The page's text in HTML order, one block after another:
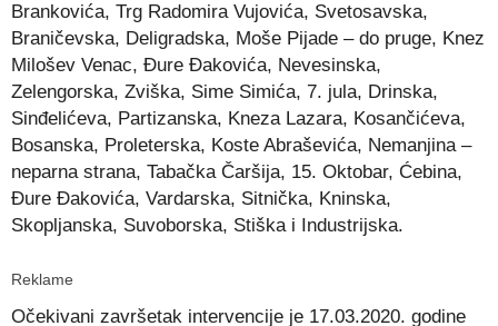
Brankovića, Trg Radomira Vujovića, Svetosavska,
Braničevska, Deligradska, Moše Pijade – do pruge, Knez
Milošev Venac, Đure Đakovića, Nevesinska,
Zelengorska, Zviška, Sime Simića, 7. jula, Drinska,
Sinđelićeva, Partizanska, Kneza Lazara, Kosančićeva,
Bosanska, Proleterska, Koste Abraševića, Nemanjina –
neparna strana, Tabačka Čaršija, 15. Oktobar, Ćebina,
Đure Đakovića, Vardarska, Sitnička, Kninska,
Skopljanska, Suvoborska, Stiška i Industrijska.
Reklame
Očekivani završetak intervencije je 17.03.2020. godine